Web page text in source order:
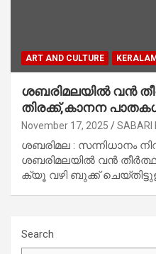
ART AND CULTURE KERALAM
ശബരിമലയിൽ വൻ
തിരക്ക്,കാനന
November 17, 2025 SABARI
ശബരിമല : സന്നിധാനം
ശബരിമലയിൽ വൻ
ക്യൂ വഴി ബുക്ക്
Search